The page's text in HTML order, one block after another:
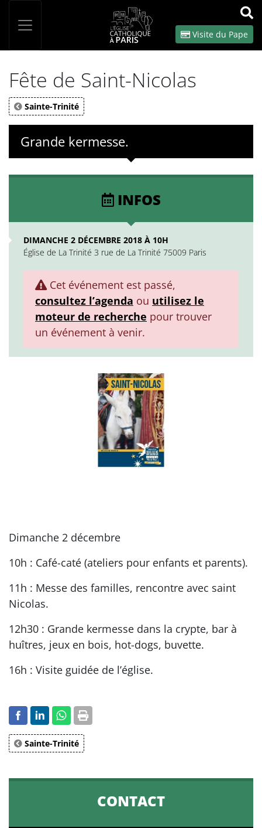
OK
Visite du Pape
Fête de Saint-Nicolas
Sainte-Trinité
Grande kermesse.
INFOS
DIMANCHE 2 DÉCEMBRE 2018 À 10H
Église de La Trinité 3 rue de La Trinité 75009 Paris
Cet événement est passé,
consultez l’agenda ou utilisez le
moteur de recherche pour trouver
un événement à venir.
Dimanche 2 décembre
10h : Café-caté (ateliers pour enfants et parents).
11h : Messe des familles, rencontre avec saint
Nicolas.
12h30 : Grande kermesse dans la crypte, bar à
huîtres, jeux en bois, hot-dogs, buvette.
16h : Visite guidée de l’église.
Sainte-Trinité
CONTACT
Panneau de gestion des cookies